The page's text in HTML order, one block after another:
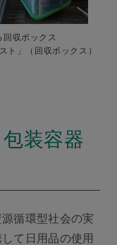
回収ボックス
ト」（回収ボックス）
装容器
循環型社会の実
て日用品の使用